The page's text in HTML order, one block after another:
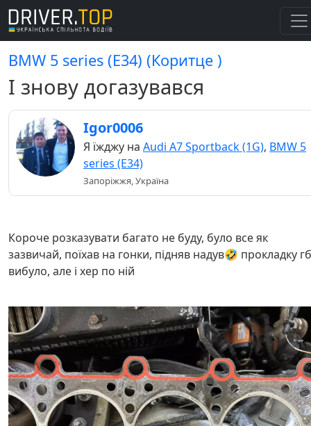
BMW 5 series (E34) (Коритце )
І знову догазувався
Igor0006
Я їжджу на Audi A7 Sportback (1G), BMW 5
series (E34)
Запоріжжя, Україна
Короче розказувати багато не буду, було все як
зазвичай, поїхав на гонки, підняв надув🤣 прокладку
вибуло, але і хер по ній